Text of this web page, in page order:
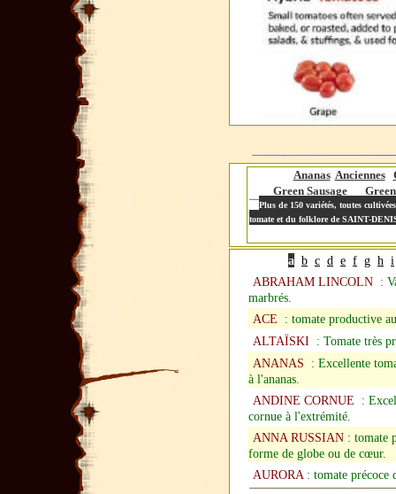
Ananas Anciennes
Green Sausage
Plus de 150 variétés, toutes
tomate et du folklore de SAINT-
a b c d e f g h i
ABRAHAM LINCOLN :
marbrés.
ACE : tomate productive
ALTAÏSKI : Tomate très
ANANAS : Excellente
à l'ananas.
ANDINE CORNUE :
cornue à l'extrémité.
ANNA RUSSIAN : tomate
forme de globe ou de cœur.
AURORA : tomate